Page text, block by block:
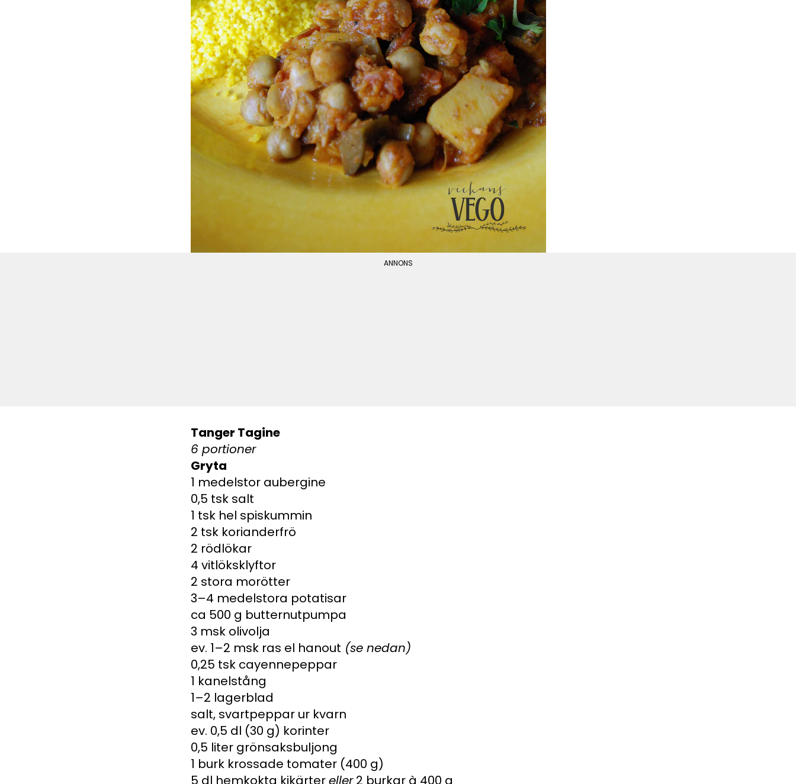
Tanger Tagine
6 portioner
Gryta
1 medelstor aubergine
0,5 tsk salt
1 tsk hel spiskummin
2 tsk korianderfrö
2 rödlökar
4 vitlöksklyftor
2 stora morötter
3–4 medelstora potatisar
ca 500 g butternutpumpa
3 msk olivolja
ev. 1–2 msk ras el hanout (se nedan)
0,25 tsk cayennepeppar
1 kanelstång
1–2 lagerblad
salt, svartpeppar ur kvarn
ev. 0,5 dl (30 g) korinter
0,5 liter grönsaksbuljong
1 burk krossade tomater (400 g)
5 dl hemkokta kikärtereller2 burkar à 400 g